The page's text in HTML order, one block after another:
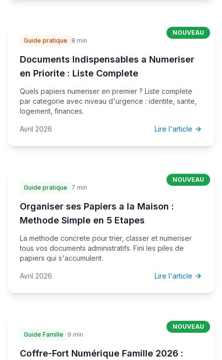
NOUVEAU
Guide pratique
8 min
Documents Indispensables a Numeriser
en Priorite : Liste Complete
Quels papiers numeriser en premier ? Liste complete
par categorie avec niveau d'urgence : identite, sante,
logement, finances.
Avril 2026 Lire l'article
NOUVEAU
Guide pratique
7 min
Organiser ses Papiers a la Maison :
Methode Simple en 5 Etapes
La methode concrete pour trier, classer et numeriser
tous vos documents administratifs. Fini les piles de
papiers qui s'accumulent.
Avril 2026 Lire l'article
NOUVEAU
Guide Famille
9 min
Coffre-Fort Numérique Famille 2026 :